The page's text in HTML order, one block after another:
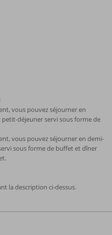
vous pouvez séjourner en
déjeuner servi sous forme de
vous pouvez séjourner en demi-
sous forme de buffet et dîner
la description ci-dessus.